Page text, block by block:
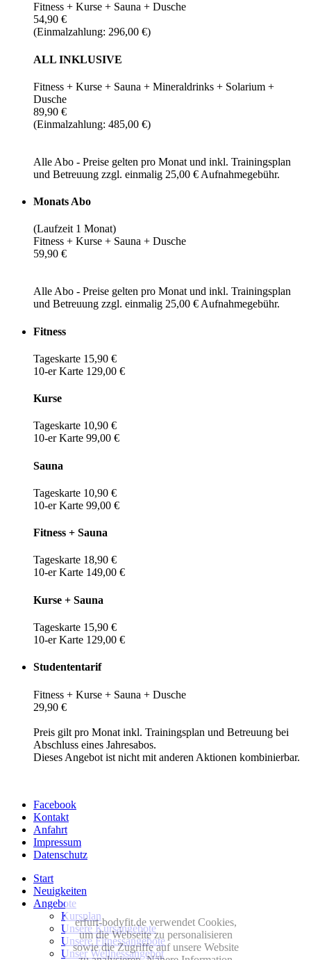
Fitness + Kurse + Sauna + Dusche
54,90 €
(Einmalzahlung: 296,00 €)
ALL INKLUSIVE
Fitness + Kurse + Sauna + Mineraldrinks + Solarium +
Dusche
89,90 €
(Einmalzahlung: 485,00 €)
Alle Abo - Preise gelten pro Monat und inkl. Trainingsplan
und Betreuung zzgl. einmalig 25,00 € Aufnahmegebühr.
Monats Abo
(Laufzeit 1 Monat)
Fitness + Kurse + Sauna + Dusche
59,90 €
Alle Abo - Preise gelten pro Monat und inkl. Trainingsplan
und Betreuung zzgl. einmalig 25,00 € Aufnahmegebühr.
Fitness
Tageskarte 15,90 €
10-er Karte 129,00 €
Kurse
Tageskarte 10,90 €
10-er Karte 99,00 €
Sauna
Tageskarte 10,90 €
10-er Karte 99,00 €
Fitness + Sauna
Tageskarte 18,90 €
10-er Karte 149,00 €
Kurse + Sauna
Tageskarte 15,90 €
10-er Karte 129,00 €
Studententarif
Fitness + Kurse + Sauna + Dusche
29,90 €
Preis gilt pro Monat inkl. Trainingsplan und Betreuung bei
Abschluss eines Jahresabos.
Dieses Angebot ist nicht mit anderen Aktionen kombinierbar.
Facebook
Kontakt
Anfahrt
Impressum
Datenschutz
Start
Neuigkeiten
Angebote
Kursplan
Unsere Kursangebote
Unsere Fitnessangebote
Unser Wellnessangebot
erfurt-bodyfit.de verwendet Cookies,
um die Webseite zu personalisieren
sowie die Zugriffe auf unsere Website